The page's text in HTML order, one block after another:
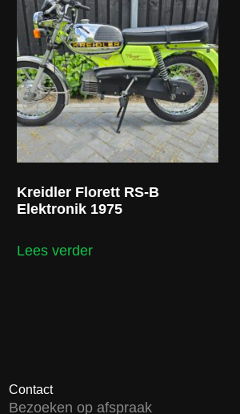
Kreidler Florett RS-B
Elektronik 1975
Lees verder
Contact
Bezoeken op afspraak